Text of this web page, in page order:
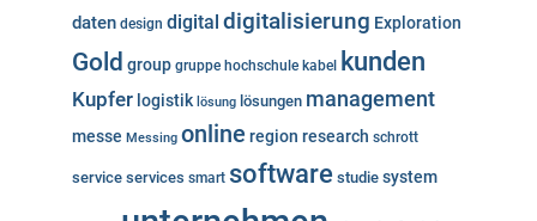
n
daten design digital digitalisierung Exploration
Gold group gruppe hochschule kabel kunden
Kupfer logistik lösung lösungen management
messe Messing online region research schrott
service services smart software studie system